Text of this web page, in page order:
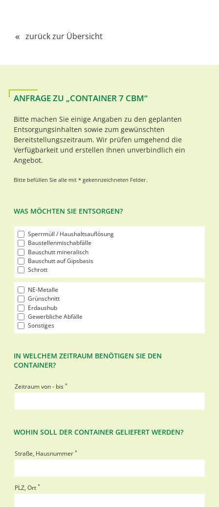
zurück zur Übersicht
ANFRAGE ZU „CONTAINER 7 CBM“
Bitte machen Sie einige Angaben zu den geplanten
Entsorgungsinhalten sowie zum gewünschten
Bereitstellungszeitraum. Wir prüfen umgehend die
Verfügbarkeit und erstellen Ihnen unverbindlich ein
Angebot.
Bitte befüllen Sie alle mit * gekennzeichneten Felder.
WAS MÖCHTEN SIE ENTSORGEN?
Sperrmüll / Haushaltsauflösung
Baustellenmischabfälle
Bauschutt mineralisch
Bauschutt auf Gipsbasis
Schrott
NE-Metalle
Grünschnitt
Erdaushub
Gewerbliche Abfälle
Sonstiges
IN WELCHEM ZEITRAUM BENÖTIGEN SIE DEN
CONTAINER?
Zeitraum von - bis *
WOHIN SOLL DER CONTAINER GELIEFERT WERDEN?
Straße, Hausnummer *
PLZ, Ort *